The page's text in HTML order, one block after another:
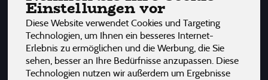
Einstellungen vor
Diese Website verwendet Cookies und Targeting
Technologien, um Ihnen ein besseres Internet-
Erlebnis zu ermöglichen und die Werbung, die Sie
sehen, besser an Ihre Bedürfnisse anzupassen. Diese
Technologien nutzen wir außerdem um Ergebnisse
Kräuter
Salz